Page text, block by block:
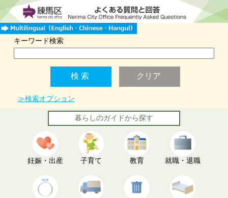
キーワード検索
≫検索オプション
暮らしのガイドから探す
妊娠・出産 子育て 教育 就職・退職